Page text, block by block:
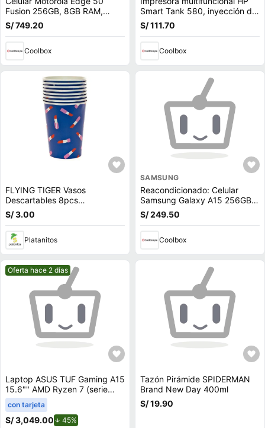
Fusion 256GB, 8GB RAM,
cámara trasera 50MP y frontal
32MP, 6.7"", verde azulado
S/ 749.20
Coolbox
Smart Tank 580, inyección de
tinta, inalámbrica, Wi-Fi, con
tanques de tinta
S/ 111.70
Coolbox
FLYING TIGER Vasos
Descartables 8pcs
P/Cumpleaños 3014013
S/ 3.00
Platanitos
SAMSUNG
Reacondicionado: Celular
Samsung Galaxy A15 256GB,
8GB RAM, cámara trasera
50MP y frontal 13MP, 6.5"",
S/ 249.50
Coolbox
Mejor precio.
Oferta hace 2 días
Laptop ASUS TUF Gaming A15
15.6"" AMD Ryzen 7 (serie
100) 8GB 512GB SSD
RTX3050 FA506NCQ-
HN012W
con tarjeta
S/ 3,049.00 45%
Tazón Pirámide SPIDERMAN
Brand New Day 400ml
S/ 19.90